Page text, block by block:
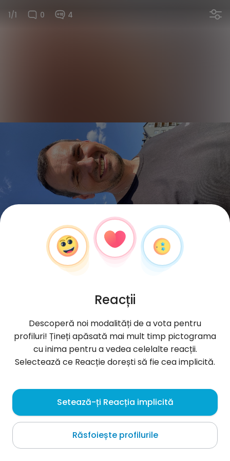
1/1 0 4
Getsby , 51
Kraków
mily spokojny realny pogada wypije kawe
Reacții
Descoperă noi modalități de a vota pentru
profiluri! Țineți apăsată mai mult timp pictograma
cu inima pentru a vedea celelalte reacții.
Selectează ce Reacție dorești să fie cea implicită.
Setează-ți Reacția implicită
Răsfoiește profilurile